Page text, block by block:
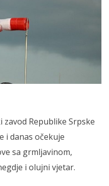
Republike Srpske
i danas očekuje
sa grmljavinom,
i olujni vjetar.